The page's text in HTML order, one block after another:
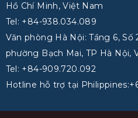
Hồ Chí Minh, Việt Nam
Tel: +84-938.034.089
Văn phòng Hà Nội: Tầng 6,
phường Bạch Mai, TP Hà Nội,
Tel: +84-909.720.092
Hotline hỗ trợ tại